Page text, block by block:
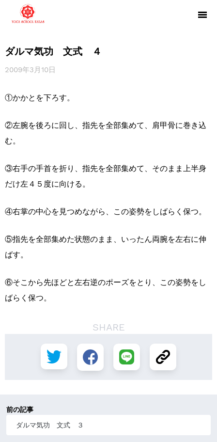
ダルマ気功 文式 ４
2009年3月10日
①かかとを下ろす。
②左腕を後ろに回し、指先を全部集めて、肩甲骨に巻き込
む。
③右手の手首を折り、指先を全部集めて、そのまま上半身
だけ左４５度に向ける。
④右掌の中心を見つめながら、この姿勢をしばらく保つ。
⑤指先を全部集めた状態のまま、いったん両腕を左右に伸
ばす。
⑥そこから先ほどと左右逆のポーズをとり、この姿勢をし
ばらく保つ。
SHARE
前の記事
ダルマ気功 文式 ３